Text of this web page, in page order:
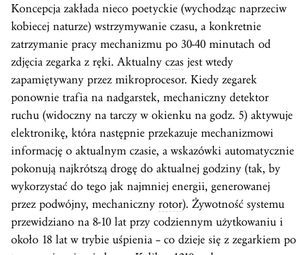
Koncepcja zakłada nieco poetyckie (wychodząc naprzeciw
kobiecej naturze) wstrzymywanie czasu, a konkretnie
zatrzymanie pracy mechanizmu po 30-40 minutach od
zdjęcia zegarka z ręki. Aktualny czas jest wtedy
zapamiętywany przez mikroprocesor. Kiedy zegarek
ponownie trafia na nadgarstek, mechaniczny detektor
ruchu (widoczny na tarczy w okienku na godz. 5) aktywuje
elektronikę, która następnie przekazuje mechanizmowi
informację o aktualnym czasie, a wskazówki automatycznie
pokonują najkrótszą drogę do aktualnej godziny (tak, by
wykorzystać do tego jak najmniej energii, generowanej
przez podwójny, mechaniczny rotor). Żywotność systemu
przewidziano na 8-10 lat przy codziennym użytkowaniu i
około 18 lat w trybie uśpienia – co dzieje się z zegarkiem po